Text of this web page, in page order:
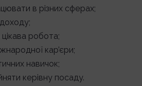
в різних сферах;
робота;
кар’єри;
навичок;
керівну посаду.